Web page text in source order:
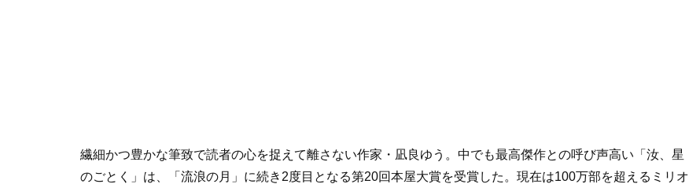
繊細かつ豊かな筆致で読者の心を捉えて離さない作家・凪良ゆう。中でも最高傑作との呼び声高い「汝、星
のごとく」は、「流浪の月」に続き2度目となる第20回本屋大賞を受賞した。現在は100万部を超えるミリオ